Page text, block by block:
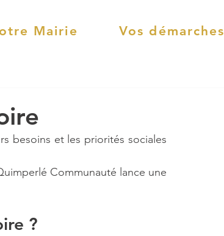
Mairie Vos démarches
besoins et les priorités sociales
Communauté lance une
?